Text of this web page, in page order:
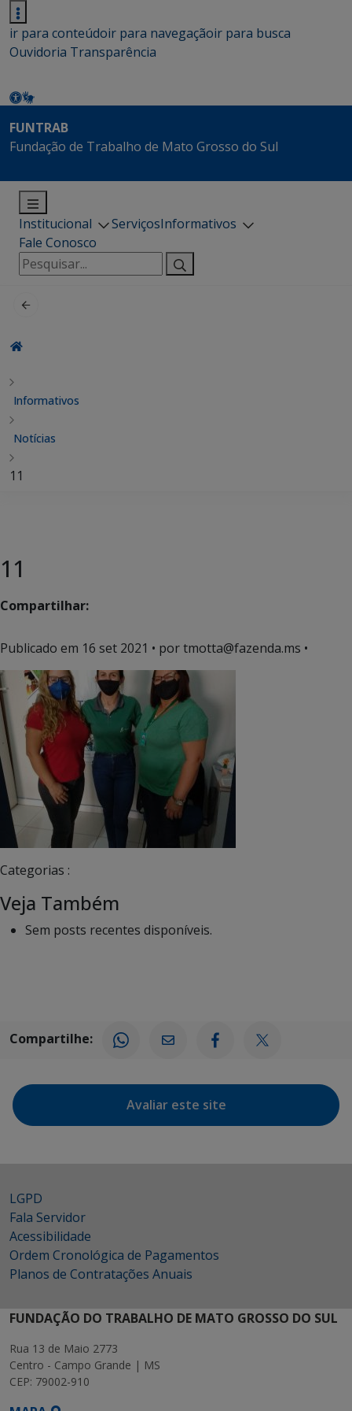
ir para conteúdoir para navegaçãoir para busca
Ouvidoria Transparência
FUNTRAB
Fundação de Trabalho de Mato Grosso do Sul
Institucional ServiçosInformativos
Fale Conosco
Pesquisar
por:
Informativos
Notícias
11
11
Compartilhar:
Publicado em 16 set 2021 • por tmotta@fazenda.ms •
Categorias :
Veja Também
Sem posts recentes disponíveis.
Compartilhe:
Avaliar este site
LGPD
Fala Servidor
Acessibilidade
Ordem Cronológica de Pagamentos
Planos de Contratações Anuais
FUNDAÇÃO DO TRABALHO DE MATO GROSSO DO SUL
Rua 13 de Maio 2773
Centro - Campo Grande | MS
CEP: 79002-910